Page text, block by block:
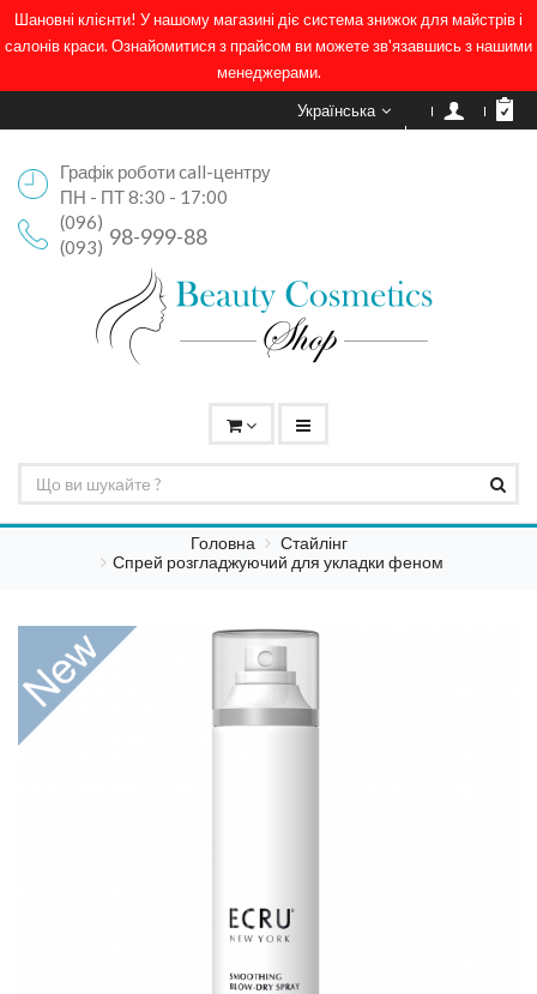
Шановні клієнти! У нашому магазині діє система знижок для майстрів і
салонів краси. Ознайомитися з прайсом ви можете зв'язавшись з нашими
менеджерами.
Українська
Графік роботи call-центру
ПН - ПТ 8:30 - 17:00
(096)
98-999-88
(093)
Головна
Стайлінг
Спрей розгладжуючий для укладки феном